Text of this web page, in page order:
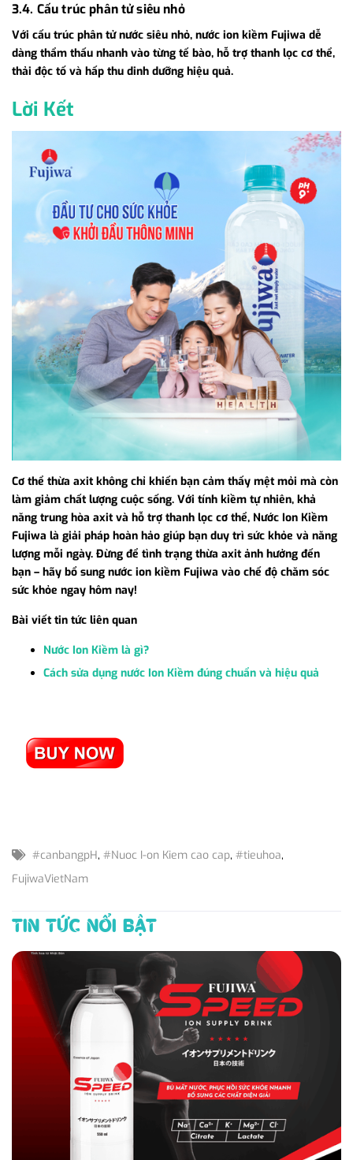
3.4. Cấu trúc phân tử siêu nhỏ
Với cấu trúc phân tử nước siêu nhỏ, nước ion kiềm Fujiwa dễ
dàng thẩm thấu nhanh vào từng tế bào, hỗ trợ thanh lọc cơ thể,
thải độc tố và hấp thu dinh dưỡng hiệu quả.
Lời Kết
Cơ thể thừa axit không chỉ khiến bạn cảm thấy mệt mỏi mà còn
làm giảm chất lượng cuộc sống. Với tính kiềm tự nhiên, khả
năng trung hòa axit và hỗ trợ thanh lọc cơ thể, Nước Ion Kiềm
Fujiwa là giải pháp hoàn hảo giúp bạn duy trì sức khỏe và năng
lượng mỗi ngày. Đừng để tình trạng thừa axit ảnh hưởng đến
bạn – hãy bổ sung nước ion kiềm Fujiwa vào chế độ chăm sóc
sức khỏe ngay hôm nay!
Bài viết tin tức liên quan
Nước Ion Kiềm là gì?
Cách sửa dụng nước Ion Kiềm đúng chuẩn và hiệu quả
#canbangpH, #Nuoc I-on Kiem cao cap, #tieuhoa,
FujiwaVietNam
TIN TỨC NỔI BẬT